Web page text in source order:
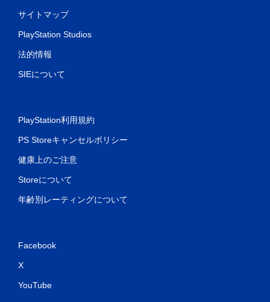
サイトマップ
PlayStation Studios
法的情報
SIEについて
PlayStation利用規約
PS Storeキャンセルポリシー
健康上のご注意
Storeについて
年齢別レーティングについて
Facebook
X
YouTube